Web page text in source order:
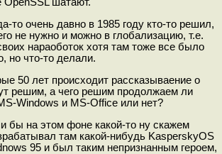
то очень давно в 1985 году кто-то решил,
не нужно и можно в глобализацию, т.е.
нараоботок хотя там тоже все было
но что-то делали.
50 лет происходит рассказываение о
решим, а чего решим продолжаем ли
Windows и MS-Office или нет?
бы на этом фоне какой-то ну скажем
там какой-нибудь KasperskyOS
95 и был таким непризнанным героем,